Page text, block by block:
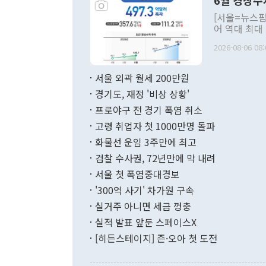
관의 대북
관 부처 장
관의 무리한
다. [정동영 통일부 장관이 지난달 23일 오후 서울 종로구 정부서울청사에
무너졌다고
함께 4자 대
"우리의 선
관은 업무
[서울=뉴스
어 역대 최
료=한국은행] 한국은행이 6일 발표한 '2026년 6월 국제수지(잠정)'
며 월간 기
196.9% 급
수출은
기록했지만
로 전환됐다.
2026-08-06
서울 외곽 월세 200만원
경기도, 재정 '비상 상황'
프로야구 전 경기 폭염 취소
고령 취업자 첫 1000만명 돌파
화물선 운임 3주만에 최고
검찰 수사권, 72년만에 막 내려
서울 첫 폭염중대경보
'300억 사기' 차가원 구속
실거주 아니면 세금 껑충
실적 발표 앞둔 스페이스X
[히든스테이지] 즌·오아 첫 도전